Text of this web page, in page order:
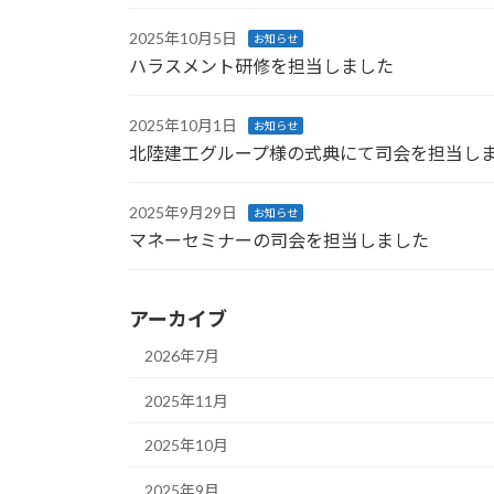
2025年10月5日 お知らせ
ハラスメント研修を担当しました
2025年10月1日 お知らせ
北陸建工グループ様の式典にて司会を担当し
2025年9月29日 お知らせ
マネーセミナーの司会を担当しました
アーカイブ
2026年7月
2025年11月
2025年10月
2025年9月